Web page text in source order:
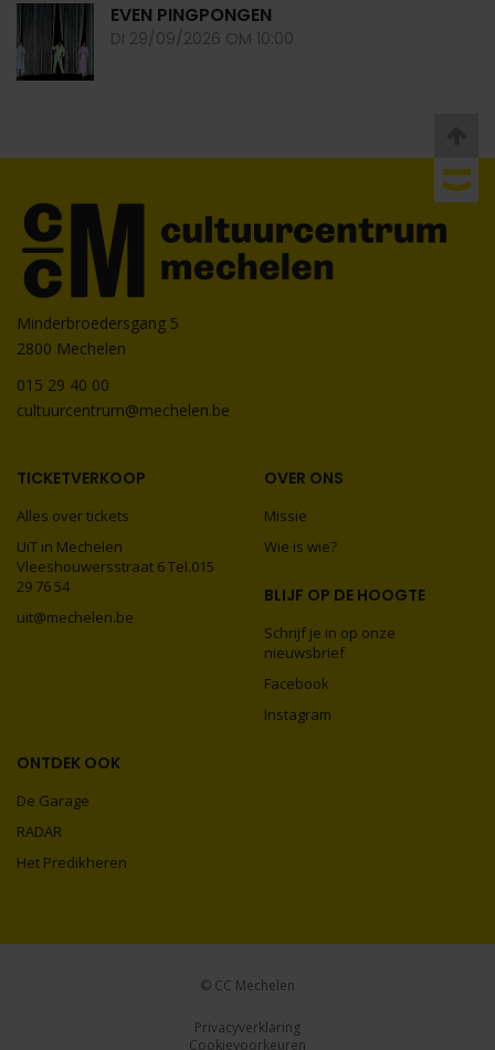
EVEN PINGPONGEN
DI 29/09/2026 OM 10:00
Minderbroedersgang 5
2800 Mechelen
015 29 40 00
cultuurcentrum@mechelen.be
TICKETVERKOOP
Alles over tickets
UiT in Mechelen
Vleeshouwersstraat 6 Tel.015
29 76 54
uit@mechelen.be
OVER ONS
Missie
Wie is wie?
BLIJF OP DE HOOGTE
Schrijf je in op onze
nieuwsbrief
Facebook
Instagram
ONTDEK OOK
De Garage
RADAR
Het Predikheren
© CC Mechelen
Privacyverklaring
Cookievoorkeuren